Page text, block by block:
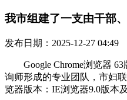
我市组建了一支由干部
发布日期：2025-12-27 04:49
Google Chrome浏览器 63
询师形成的专业团队，市妇
览器版本：IE浏览器9.0版本